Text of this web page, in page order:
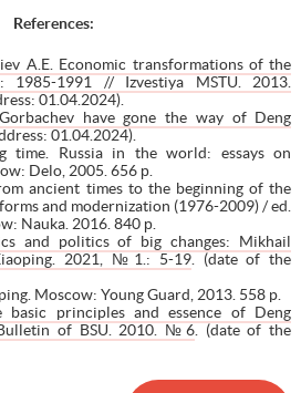
References:
A.E. Economic transformations of the
1985-1991 // Izvestiya MSTU. 2013.
01.04.2024).
have gone the way of Deng
01.04.2024).
time. Russia in the world: essays on
Delo, 2005. 656 р.
ancient times to the beginning of the
and modernization (1976-2009) / ed.
Nauka. 2016. 840 р.
and politics of big changes: Mikhail
2021, №1.: 5-19. (date of the
Moscow: Young Guard, 2013. 558 p.
basic principles and essence of Deng
of BSU. 2010. №6. (date of the